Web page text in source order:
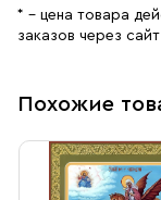
* – цена товара
заказов через
Похожие